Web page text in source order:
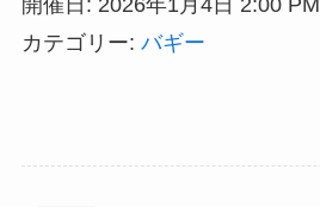
カテゴリー: バギー